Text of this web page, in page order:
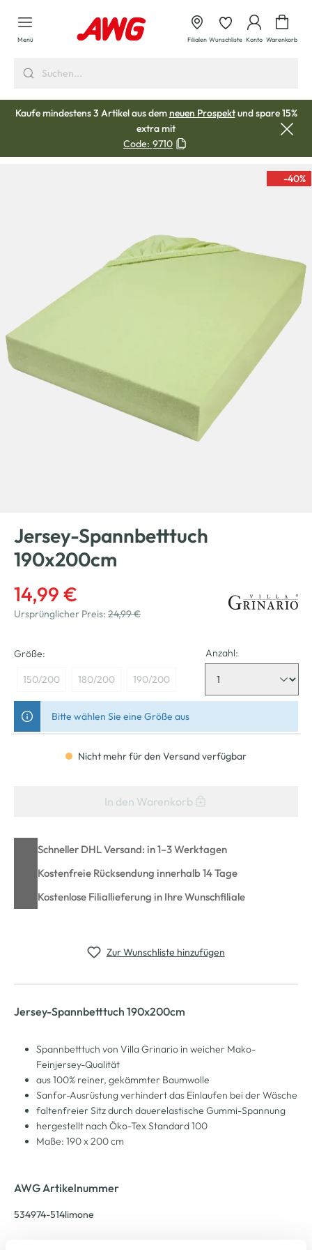
springen
Menü Filialen Wunschliste Konto Warenkorb
Kaufe mindestens 3 Artikel aus demneuen Prospektund spare 15%
extra mit
Code: 9710
-40%
Jersey-Spannbetttuch
190x200cm
14,99 €
Ursprünglicher Preis: 24,99 €
Größe:
150/200 180/200 190/200
Anzahl:
Bitte wählen Sie eine Größe aus
Nicht mehr für den Versand verfügbar
In den Warenkorb
Schneller DHL Versand: in 1–3 Werktagen
Kostenfreie Rücksendung innerhalb 14 Tage
Kostenlose Filiallieferung in Ihre Wunschfiliale
Zur Wunschliste hinzufügen
Jersey-Spannbetttuch 190x200cm
Spannbetttuch von Villa Grinario in weicher Mako-
Feinjersey-Qualität
aus 100% reiner, gekämmter Baumwolle
Sanfor-Ausrüstung verhindert das Einlaufen bei der Wäsche
faltenfreier Sitz durch dauerelastische Gummi-Spannung
hergestellt nach Öko-Tex Standard 100
Maße: 190 x 200 cm
AWG Artikelnummer
534974-514limone